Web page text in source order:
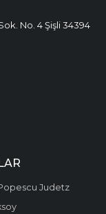
No. 4 Şişli 34394
Judetz